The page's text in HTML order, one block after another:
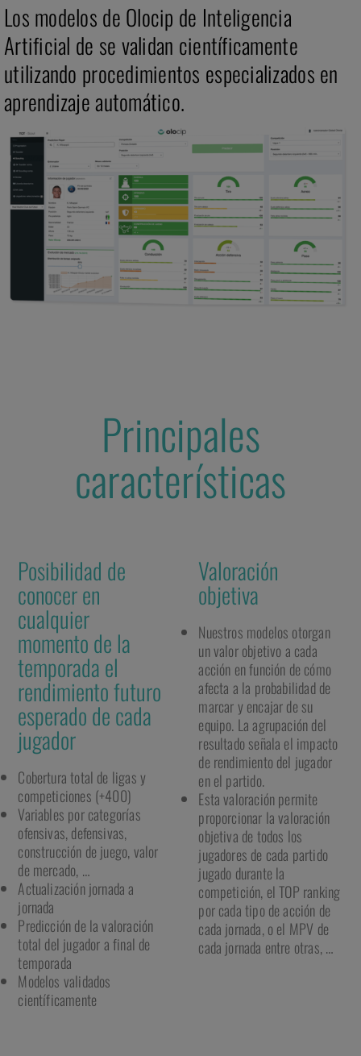
Los modelos de Olocip de Inteligencia
Artificial de se validan científicamente
utilizando procedimientos especializados en
aprendizaje automático.
Principales
características
Posibilidad de
conocer en
cualquier
momento de la
temporada el
rendimiento futuro
esperado de cada
jugador
Cobertura total de ligas y
competiciones (+400)
Variables por categorías
ofensivas, defensivas,
construcción de juego, valor
de mercado, …
Actualización jornada a
jornada
Predicción de la valoración
total del jugador a final de
temporada
Modelos validados
científicamente
Valoración
objetiva
Nuestros modelos otorgan
un valor objetivo a cada
acción en función de cómo
afecta a la probabilidad de
marcar y encajar de su
equipo. La agrupación del
resultado señala el impacto
de rendimiento del jugador
en el partido.
Esta valoración permite
proporcionar la valoración
objetiva de todos los
jugadores de cada partido
jugado durante la
competición, el TOP ranking
por cada tipo de acción de
cada jornada, o el MPV de
cada jornada entre otras, …